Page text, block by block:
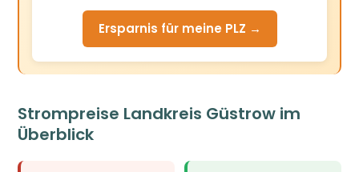
Ersparnis für meine PLZ →
Strompreise Landkreis Güstrow im
Überblick